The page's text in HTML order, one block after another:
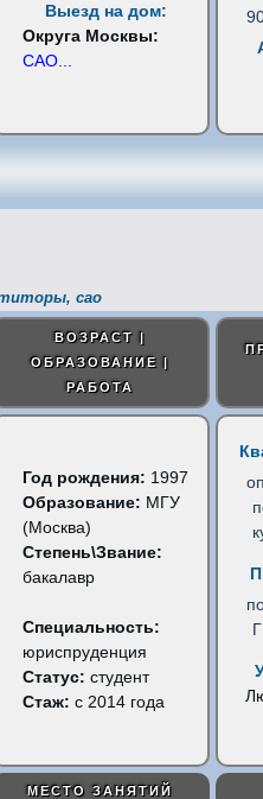
Выезд на дом:
Округа Москвы:
САО
сао
ВОЗРАСТ |
ОБРАЗОВАНИЕ |
РАБОТА
Год рождения: 1997
Образование: МГУ
(Москва)
Степень\Звание:
бакалавр
Специальность:
юриспруденция
Статус:студент
Стаж: с 2014 года
МЕСТО ЗАНЯТИЙ